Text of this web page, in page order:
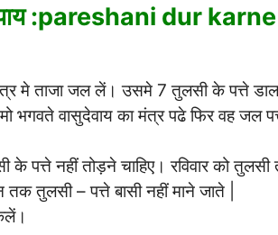
:pareshani dur
मे ताजा जल लें। उसमे 7 तुलसी के पत्ते
भगवते वासुदेवाय का मंत्र पढे फिर वह जल
पत्ते नहीं तोड़ने चाहिए। रविवार को तुलसी
तुलसी – पत्ते बासी नहीं माने जाते |